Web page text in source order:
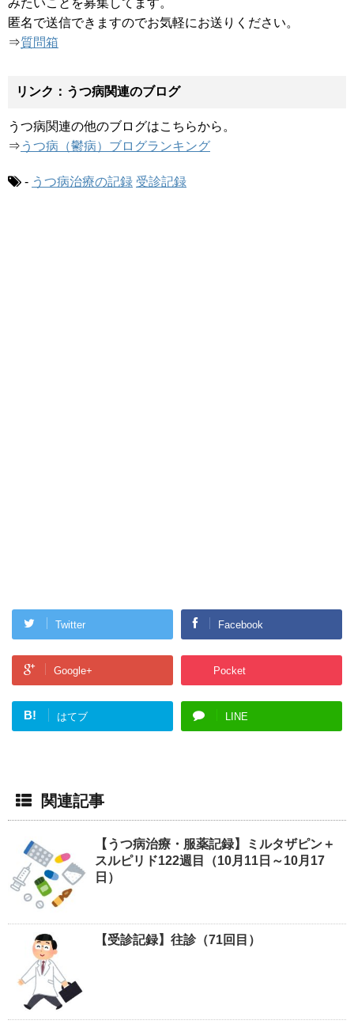
みたいことを募集してます。
匿名で送信できますのでお気軽にお送りください。
⇒質問箱
リンク：うつ病関連のブログ
うつ病関連の他のブログはこちらから。
⇒ うつ病（鬱病）ブログランキング
- うつ病治療の記録 受診記録
Twitter Facebook
Google+ Pocket
B! はてブ LINE
関連記事
【うつ病治療・服薬記録】ミルタザピン＋
スルピリド122週目（10月11日～10月17
日）
【受診記録】往診（71回目）